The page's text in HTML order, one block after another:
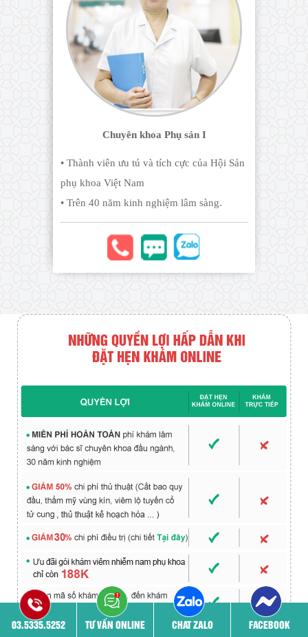
Chuyên khoa Phụ sản I
• Thành viên ưu tú và tích cực của Hội Sản
phụ khoa Việt Nam
• Trên 40 năm kinh nghiệm lâm sàng.
03.5335.5252 TƯ VẤN ONLINE CHAT ZALO FACEBOOK